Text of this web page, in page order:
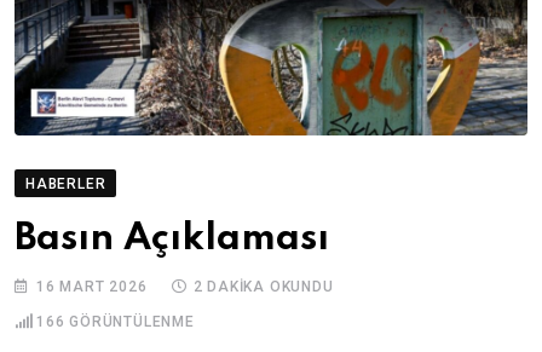
HABERLER
Basın Açıklaması
16 MART 2026 2 DAKIKA OKUNDU
166 GÖRÜNTÜLENME